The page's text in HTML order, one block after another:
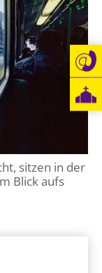
sitzen in der
Blick aufs